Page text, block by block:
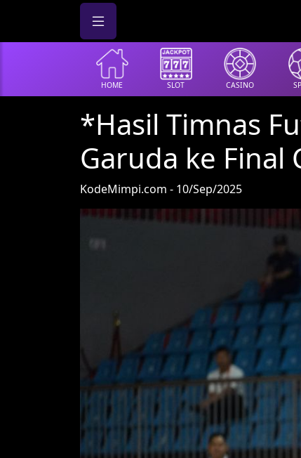
HOME SLOT CASINO
*Hasil Timnas
Garuda ke Final
KodeMimpi.com - 10/Sep/2025